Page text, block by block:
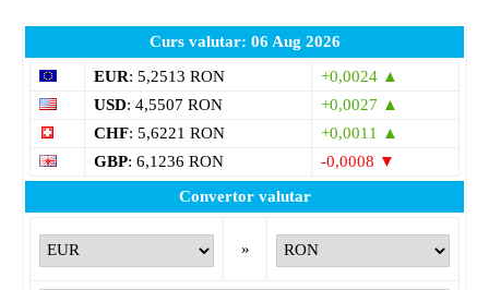
Curs valutar: 06 Aug 2026
EUR: 5,2513 RON
+0,0024 ▲
USD: 4,5507 RON
+0,0027 ▲
CHF: 5,6221 RON
+0,0011 ▲
GBP: 6,1236 RON
-0,0008 ▼
Convertor valutar
»